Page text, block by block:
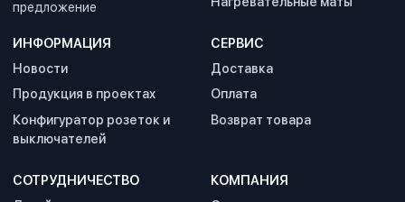
предложение
ИНФОРМАЦИЯ
Новости
Продукция в проектах
Конфигуратор розеток и
выключателей
СЕРВИС
Доставка
Оплата
Возврат товара
СОТРУДНИЧЕСТВО
КОМПАНИЯ